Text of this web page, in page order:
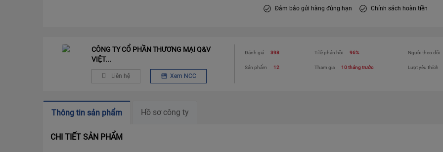
Đảm bảo gửi hàng đúng hạn Chính sách hoàn tiền
CÔNG TY CỔ PHẦN THƯƠNG MẠI Q&V
VIỆT...
Liên hệ Xem NCC
Đánh giá 398
Sản phẩm 12
Tỉ lệ phản hồi 96%
Tham gia 10 tháng trước
Người theo dõi
Lượt yêu thích
Thông tin sản phẩm Hồ sơ công ty
CHI TIẾT SẢN PHẨM